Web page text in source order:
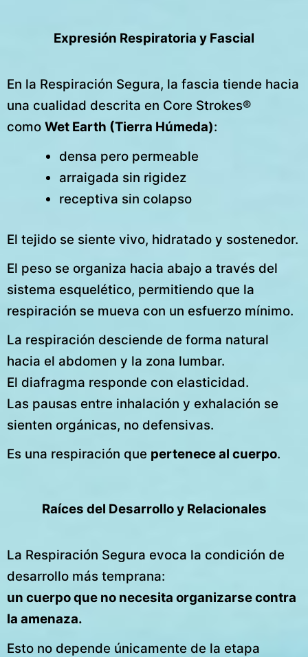
Expresión Respiratoria y Fascial
En la Respiración Segura, la fascia tiende hacia
una cualidad descrita en Core Strokes®
como Wet Earth (Tierra Húmeda):
densa pero permeable
arraigada sin rigidez
receptiva sin colapso
El tejido se siente vivo, hidratado y sostenedor.
El peso se organiza hacia abajo a través del
sistema esquelético, permitiendo que la
respiración se mueva con un esfuerzo mínimo.
La respiración desciende de forma natural
hacia el abdomen y la zona lumbar.
El diafragma responde con elasticidad.
Las pausas entre inhalación y exhalación se
sienten orgánicas, no defensivas.
Es una respiración que pertenece al cuerpo.
Raíces del Desarrollo y Relacionales
La Respiración Segura evoca la condición de
desarrollo más temprana:
un cuerpo que no necesita organizarse contra
la amenaza.
Esto no depende únicamente de la etapa